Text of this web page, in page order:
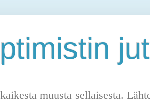
muusta sellaisesta.